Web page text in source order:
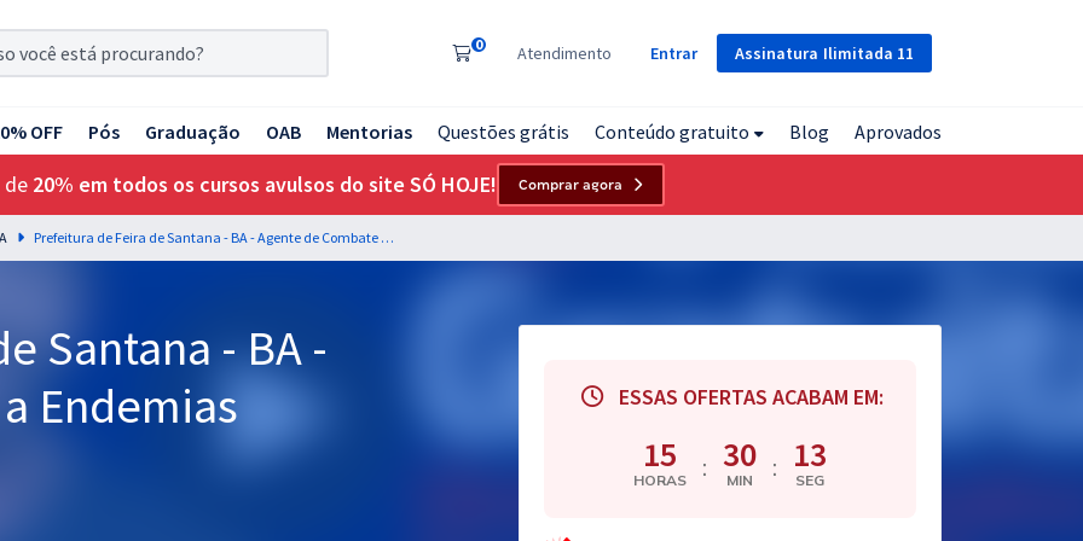
Assinatura Ilimitada 11
0 Atendimento Entrar
OFF Pós Graduação OAB Mentorias Questões grátis Conteúdo gratuito Blog Aprovados
de 20% em todos os cursos avulsos do site SÓ HOJE! Comprar agora
Prefeitura de Feira de Santana - BA - Agente de Combate a Endemias
Santana - BA -
Endemias
ESSAS OFERTAS ACABAM EM:
15
HORAS : 30
MIN : 12
SEG